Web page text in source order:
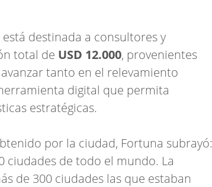
destinada a consultores y
total de USD 12.000, provenientes
tanto en el relevamiento
digital que permita
estratégicas.
por la ciudad, Fortuna subrayó:
ciudades de todo el mundo. La
de 300 ciudades las que estaban